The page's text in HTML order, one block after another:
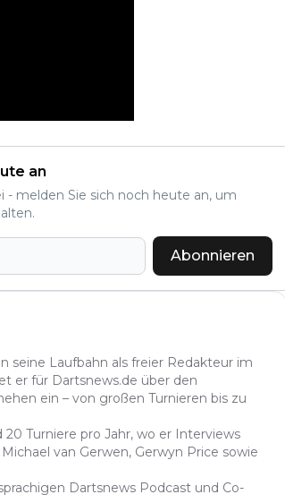
an
- melden Sie sich noch heute an, um
Abonnieren
seine Laufbahn als freier Redakteur im
er für Dartsnews.de über den
ein – von großen Turnieren bis zu
Turniere pro Jahr, wo er Interviews
van Gerwen, Gerwyn Price sowie
Dartsnews Podcast und Co-